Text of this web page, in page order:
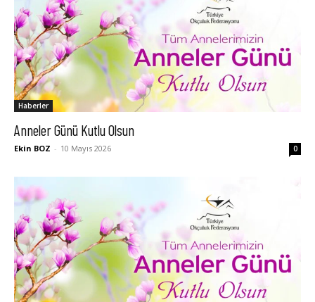
Haberler
Anneler Günü Kutlu Olsun
Ekin BOZ - 10 Mayıs 2026 0